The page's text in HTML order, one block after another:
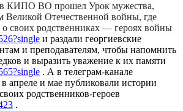
в КИПО ВО прошел Урок мужества,
Великой Отечественной войны, где
о своих родственниках — героях войны
и раздали георгиевские
и преподавателям, чтобы напомнить
и выразить уважение к их памяти
. А в телеграм-канале
апреле и мае публиковали истории
родственников-героев
.